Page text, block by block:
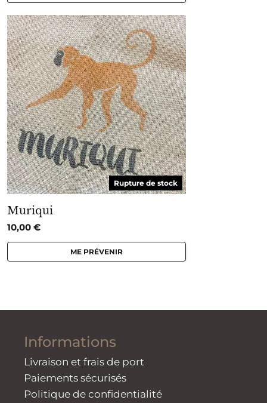
Rupture de stock
Muriqui
10,00 €
ME PRÉVENIR
Informations
Livraison et frais de port
Paiements sécurisés
Politique de confidentialité